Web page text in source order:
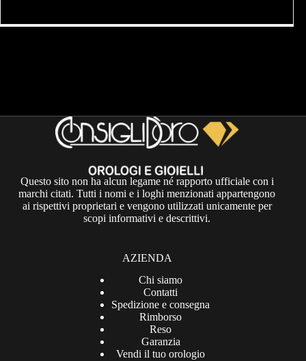
Questo sito non ha alcun legame né rapporto ufficiale con i
marchi citati. Tutti i nomi e i loghi menzionati appartengono
ai rispettivi proprietari e vengono utilizzati unicamente per
scopi informativi e descrittivi.
AZIENDA
Chi siamo
Contatti
Spedizione e consegna
Rimborso
Reso
Garanzia
Vendi il tuo orologio